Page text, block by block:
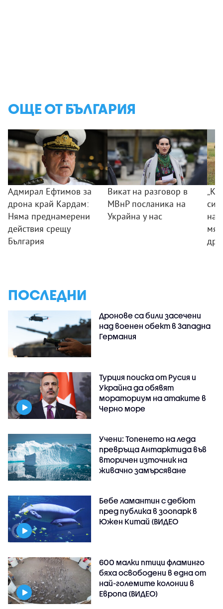
ОЩЕ ОТ БЪЛГАРИЯ
Адмирал Ефтимов за
дрона край Кардам:
Няма преднамерени
действия срещу
България
Викат на разговор в
МВнР посланика на
Украйна у нас
на
ПОСЛЕДНИ
Дронове са били засечени
над военен обект в Западна
Германия
Турция поиска от Русия и
Украйна да обявят
мораториум на атаките в
Черно море
Учени: Топенето на леда
превръща Антарктида във
вторичен източник на
живачно замърсяване
Бебе ламантин с дебют
пред публика в зоопарк в
Южен Китай (ВИДЕО
600 малки птици фламинго
бяха освободени в една от
най-големите колонии в
Европа (ВИДЕО)